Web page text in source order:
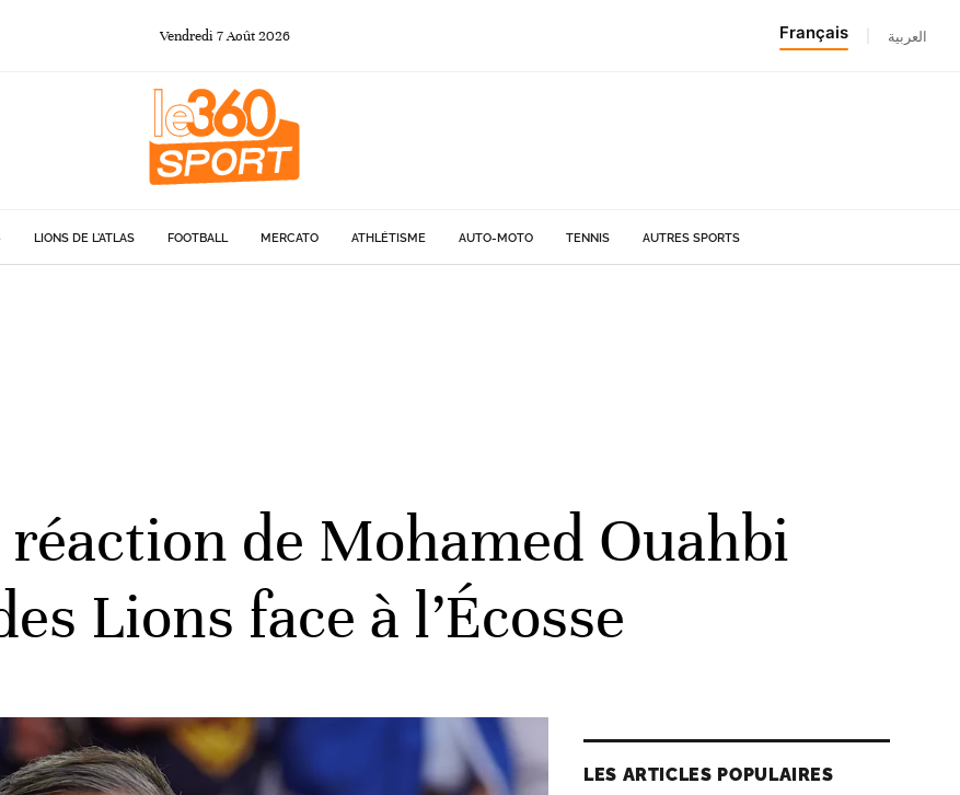
Vendredi 7Août 2026 Français العربية
LIONS DE L'ATLAS FOOTBALL MERCATO ATHLÉTISME AUTO-MOTO TENNIS AUTRES SPORTS
de Mohamed Ouahbi
Lions face à l’Écosse
LES ARTICLES POPULAIRES